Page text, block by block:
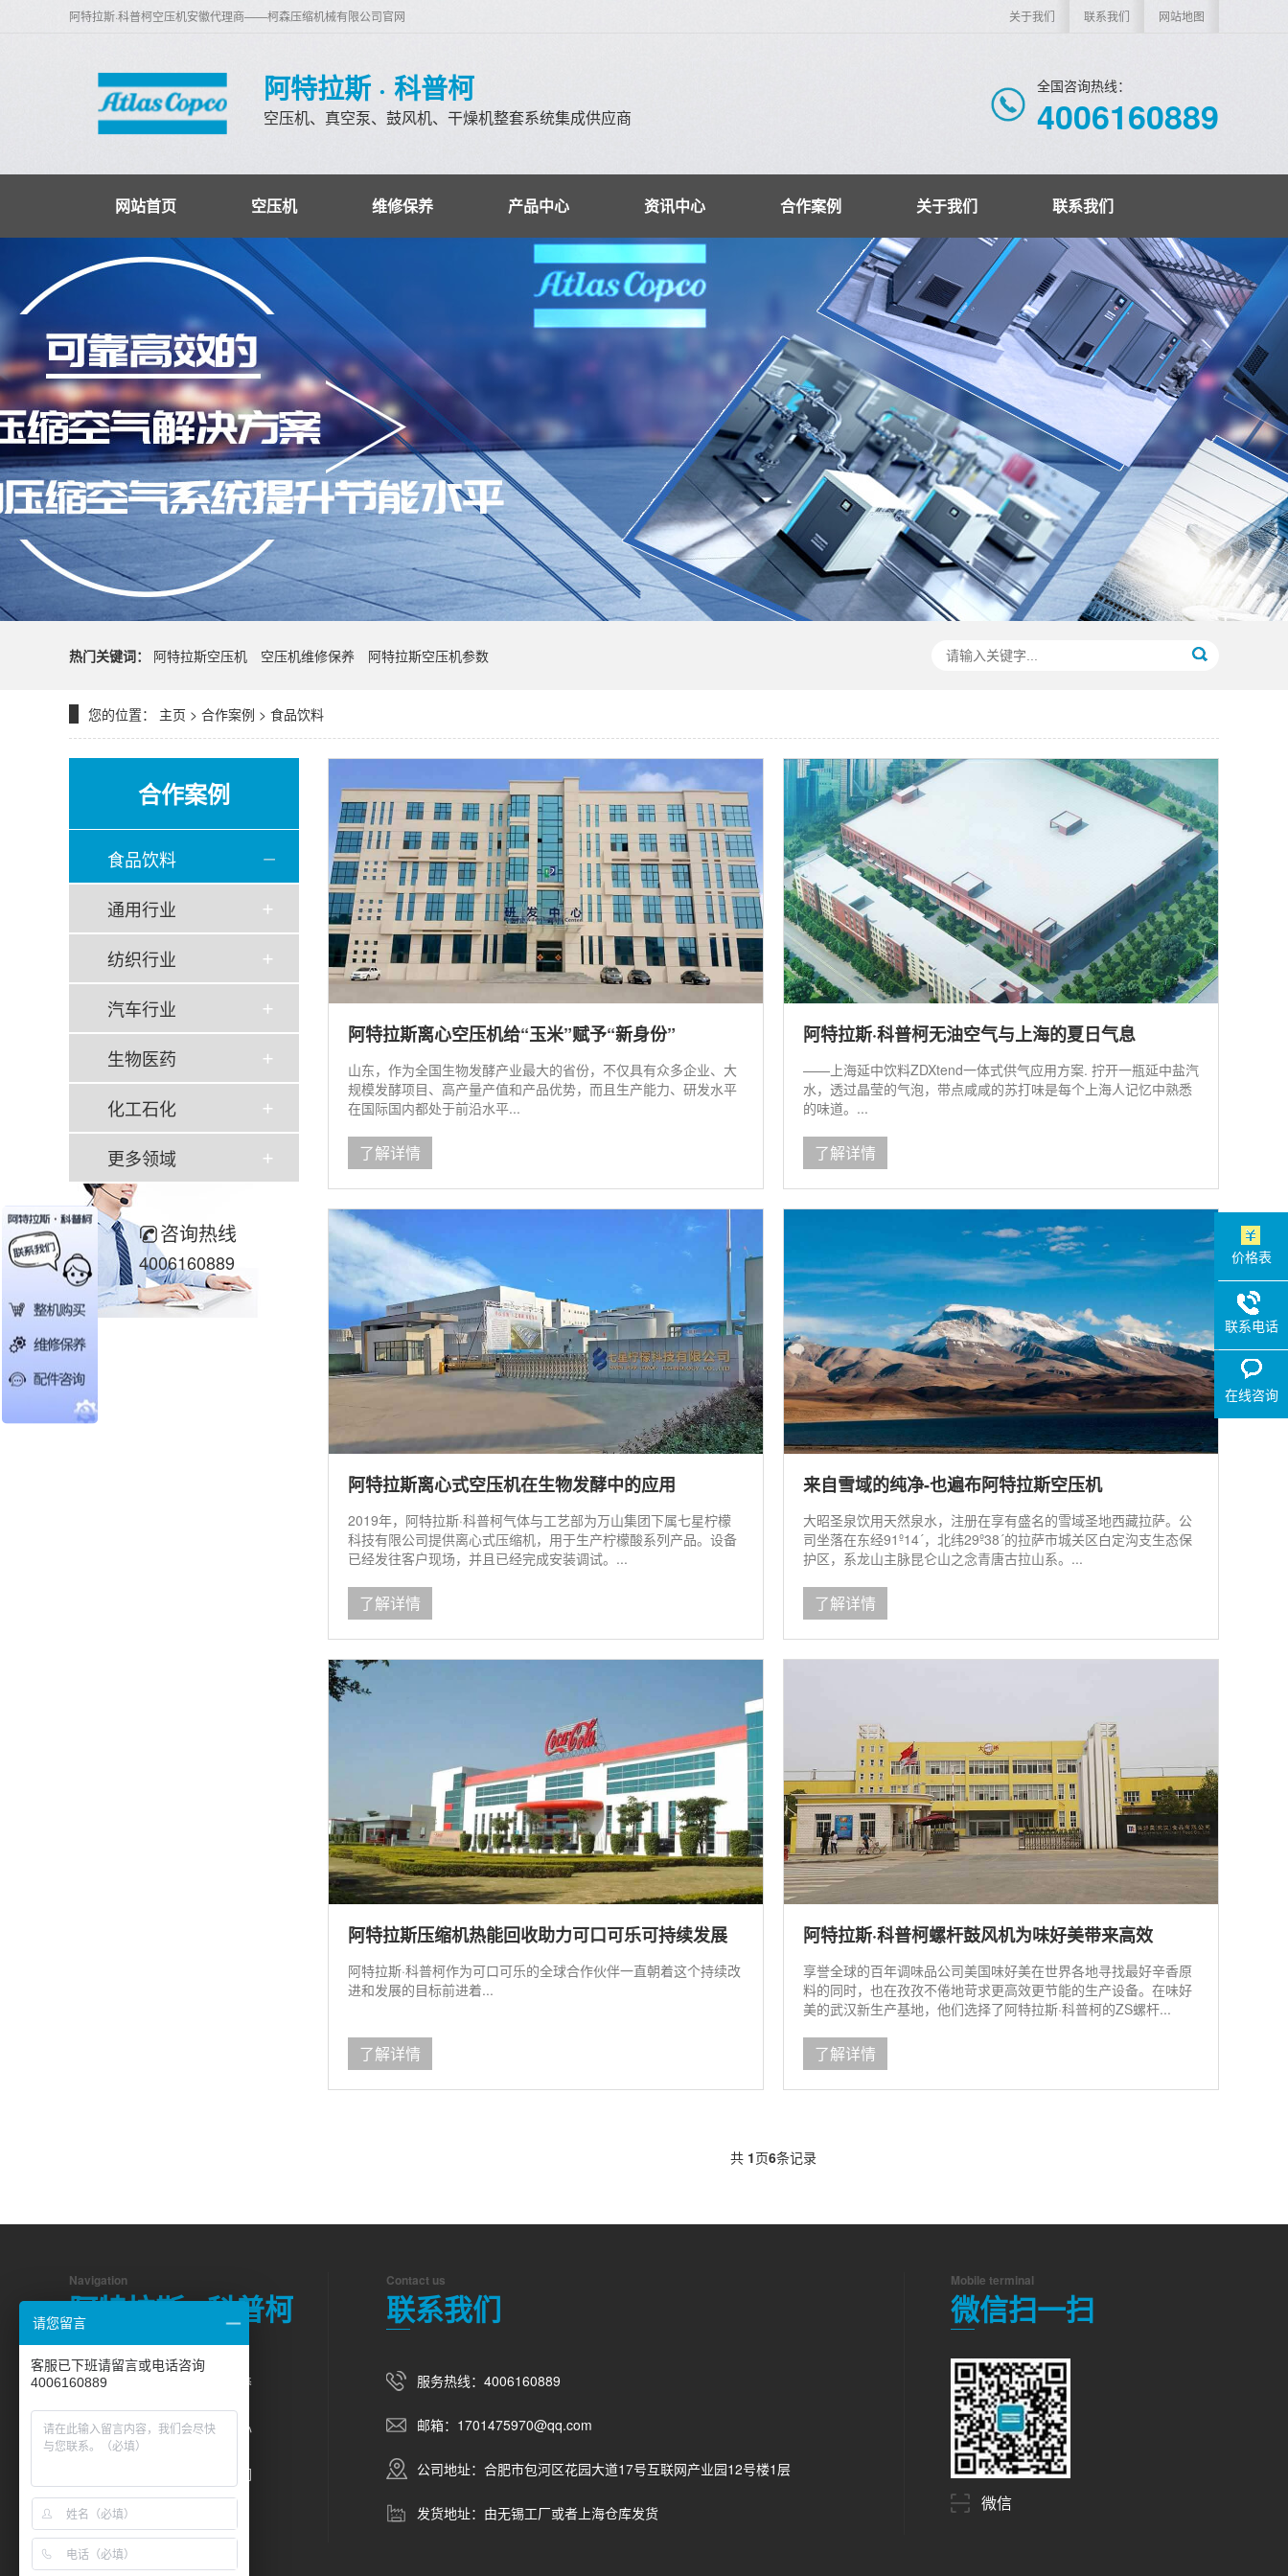
关于我们 联系我们 网站地图
阿特拉斯·科普柯空压机安徽代理商——柯森压缩机械有限公司官网
阿特拉斯 · 科普柯
空压机、真空泵、鼓风机、干燥机整套系统集成供应商
全国咨询热线：
4006160889
网站首页 空压机 维修保养 产品中心 资讯中心 合作案例 关于我们 联系我们
热门关键词： 阿特拉斯空压机 空压机维修保养 阿特拉斯空压机参数
您的位置： 主页 > 合作案例 > 食品饮料
合作案例
食品饮料
通用行业
纺织行业
汽车行业
生物医药
化工石化
更多领域
咨询热线
4006160889
阿特拉斯离心空压机给“玉米”赋予“新身份”
山东，作为全国生物发酵产业最大的省份，不仅具有众多企业、大
规模发酵项目、高产量产值和产品优势，而且生产能力、研发水平
在国际国内都处于前沿水平...
了解详情
阿特拉斯·科普柯无油空气与上海的夏日气息
——上海延中饮料ZDXtend一体式供气应用方案. 拧开一瓶延中盐汽
水，透过晶莹的气泡，带点咸咸的苏打味是每个上海人记忆中熟悉
的味道。...
了解详情
阿特拉斯离心式空压机在生物发酵中的应用
2019年，阿特拉斯·科普柯气体与工艺部为万山集团下属七星柠檬
科技有限公司提供离心式压缩机，用于生产柠檬酸系列产品。设备
已经发往客户现场，并且已经完成安装调试。...
了解详情
来自雪域的纯净-也遍布阿特拉斯空压机
大昭圣泉饮用天然泉水，注册在享有盛名的雪域圣地西藏拉萨。公
司坐落在东经91º14´，北纬29º38´的拉萨市城关区白定沟支生态保
护区，系龙山主脉昆仑山之念青唐古拉山系。...
了解详情
阿特拉斯压缩机热能回收助力可口可乐可持续发展
阿特拉斯·科普柯作为可口可乐的全球合作伙伴一直朝着这个持续改
进和发展的目标前进着...
了解详情
阿特拉斯·科普柯螺杆鼓风机为味好美带来高效
享誉全球的百年调味品公司美国味好美在世界各地寻找最好辛香原
料的同时，也在孜孜不倦地苛求更高效更节能的生产设备。在味好
美的武汉新生产基地，他们选择了阿特拉斯·科普柯的ZS螺杆...
了解详情
共 1页6条记录
Navigation
阿特拉斯 · 科普柯
空压机 维修保养
产品中心 资讯中心
关于我们
联系我们
Contact us
联系我们
服务热线：4006160889
邮箱：1701475970@qq.com
公司地址：合肥市包河区花园大道17号互联网产业园12号楼1层
发货地址：由无锡工厂或者上海仓库发货
Mobile terminal
微信扫一扫
微信
价格表
联系电话
在线咨询
请您留言
客服已下班请留言或电话咨询
4006160889